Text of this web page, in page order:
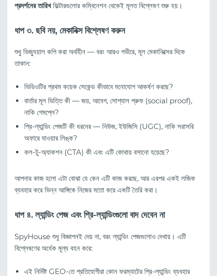
প্রদর্শনের তারিখফিল্টারগুলোর কম্বিনেশন থেকেই মূলত বিশ্লেষণ শুরু হয়।
ধাপ ৩. ছবি নয়, মেকানিক্স বিশ্লেষণ করুন
শুধু ভিজ্যুয়াল কপি করা অর্থহীন — বরং আরও গভীরে, মূল মেকানিক্সের দিকে
তাকান:
ভিডিওটির প্রথম কয়েক সেকেন্ড কীভাবে মনোযোগ আকর্ষণ করছে?
বার্তার মূল ভিত্তি কী — জয়, আবেগ, সোশ্যাল প্রুফ (social proof),
নাকি গেমপ্লে?
প্রি-ল্যান্ডিং পেজটি কী ধরনের — নিউজ, ইউজিসি (UGC), নাকি সরাসরি
অফারে যাওয়ার লিঙ্ক?
কল-টু-অ্যাকশন (CTA) কী এবং এটি কোথায় বসানো হয়েছে?
আপনার কাজ হলো এটা বোঝা যে কেন এটি কাজ করছে, আর এরপর একই লজিক
ব্যবহার করে ভিন্ন আঙ্গিকে নিজের মতো করে একটি তৈরি করা।
ধাপ ৪. ল্যান্ডিং পেজ এবং প্রি-ল্যান্ডিংগুলো বাদ দেবেন না
SpyHouse শুধু বিজ্ঞাপনই দেয় না, বরং ল্যান্ডিং পেজগুলোও দেখায়। এটি
বিশ্লেষণের অর্ধেক মূল্য বহন করে:
এই নির্দিষ্ট GEO-তে প্রতিযোগীরা কোন ফরম্যাটের প্রি-ল্যান্ডিং ব্যবহার